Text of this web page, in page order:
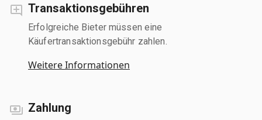
Transaktionsgebühren
Erfolgreiche Bieter müssen eine
Käufertransaktionsgebühr zahlen.
Weitere Informationen
Zahlung